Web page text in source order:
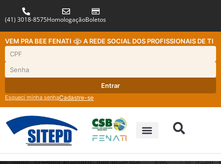
(41) 3018-8575HomologaçãoBoletos
VEM PRA BEE FENATI A REDE SOCIAL DOS PROFISSIONAIS DE TI
Entrar
Esqueci minha senhaCadastre-se